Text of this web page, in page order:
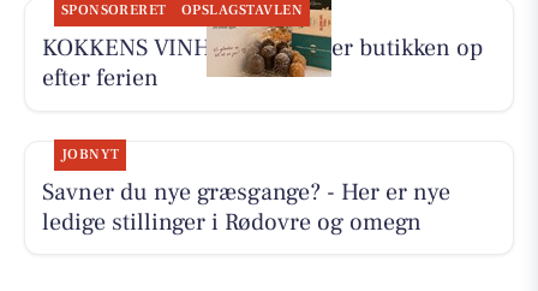
SPONSORERET OPSLAGSTAVLEN
KOKKENS VINHUS ApS fylder butikken op
efter ferien
JOBNYT
Savner du nye græsgange? - Her er nye
ledige stillinger i Rødovre og omegn